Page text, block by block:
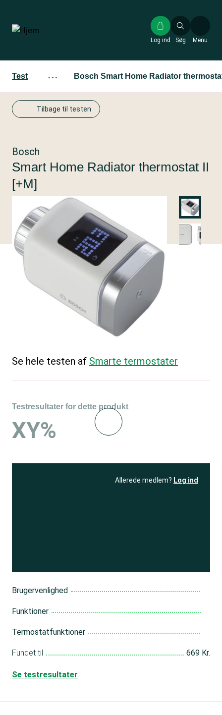
hovedindhold
Søg
Log ind Menu
Test ··· Bosch Smart Home Radiator
Tilbage til testen
Bosch
Smart Home Radiator thermostat II
[+M]
Se hele testen af Smarte termostater
Testresultater for dette produkt
XY%
Allerede medlem? Log ind
Brugervenlighed
Funktioner
Termostatfunktioner
Fundet til 669 Kr.
Se testresultater